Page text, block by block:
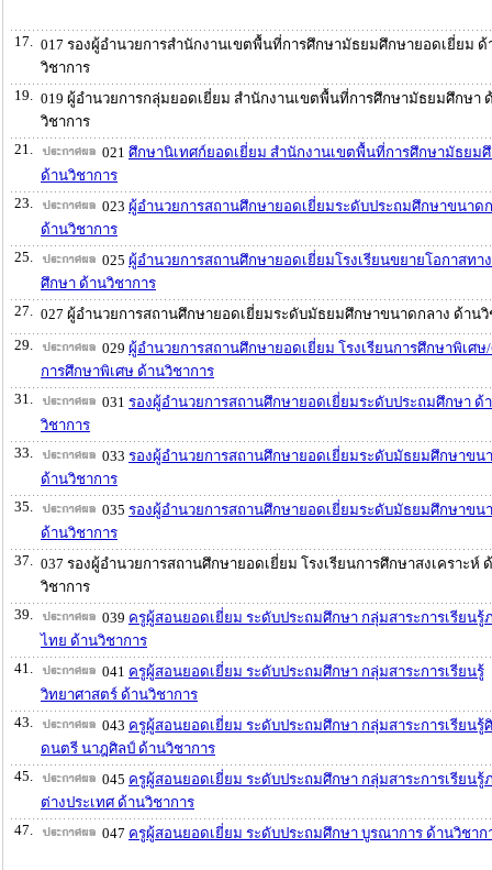
17.
017 รองผู้อำนวยการสำนักงานเขตพื้นที่การศึกษามัธยมศึกษายอดเยี่ยม ด้
วิชาการ
19.
019 ผู้อำนวยการกลุ่มยอดเยี่ยม สำนักงานเขตพื้นที่การศึกษามัธยมศึกษา
วิชาการ
21.
021 ศึกษานิเทศก์ยอดเยี่ยม สำนักงานเขตพื้นที่การศึกษามัธยม
ด้านวิชาการ
23.
023 ผู้อำนวยการสถานศึกษายอดเยี่ยมระดับประถมศึกษาขนาด
ด้านวิชาการ
25.
025 ผู้อำนวยการสถานศึกษายอดเยี่ยมโรงเรียนขยายโอกาสทา
ศึกษา ด้านวิชาการ
27.
027 ผู้อำนวยการสถานศึกษายอดเยี่ยมระดับมัธยมศึกษาขนาดกลาง ด้านวิ
29.
029 ผู้อำนวยการสถานศึกษายอดเยี่ยม โรงเรียนการศึกษาพิเศษ
การศึกษาพิเศษ ด้านวิชาการ
31.
031 รองผู้อำนวยการสถานศึกษายอดเยี่ยมระดับประถมศึกษา ด้
วิชาการ
33.
033 รองผู้อำนวยการสถานศึกษายอดเยี่ยมระดับมัธยมศึกษาขน
ด้านวิชาการ
35.
035 รองผู้อำนวยการสถานศึกษายอดเยี่ยมระดับมัธยมศึกษาขน
ด้านวิชาการ
37.
037 รองผู้อำนวยการสถานศึกษายอดเยี่ยม โรงเรียนการศึกษาสงเคราะห์
วิชาการ
39.
039 ครูผู้สอนยอดเยี่ยม ระดับประถมศึกษา กลุ่มสาระการเรียนรู้
ไทย ด้านวิชาการ
41.
041 ครูผู้สอนยอดเยี่ยม ระดับประถมศึกษา กลุ่มสาระการเรียนรู้
วิทยาศาสตร์ ด้านวิชาการ
43.
043 ครูผู้สอนยอดเยี่ยม ระดับประถมศึกษา กลุ่มสาระการเรียนรู้
ดนตรี นาฎศิลป์ ด้านวิชาการ
45.
045 ครูผู้สอนยอดเยี่ยม ระดับประถมศึกษา กลุ่มสาระการเรียนรู้
ต่างประเทศ ด้านวิชาการ
47.
047 ครูผู้สอนยอดเยี่ยม ระดับประถมศึกษา บูรณาการ ด้านวิชาก